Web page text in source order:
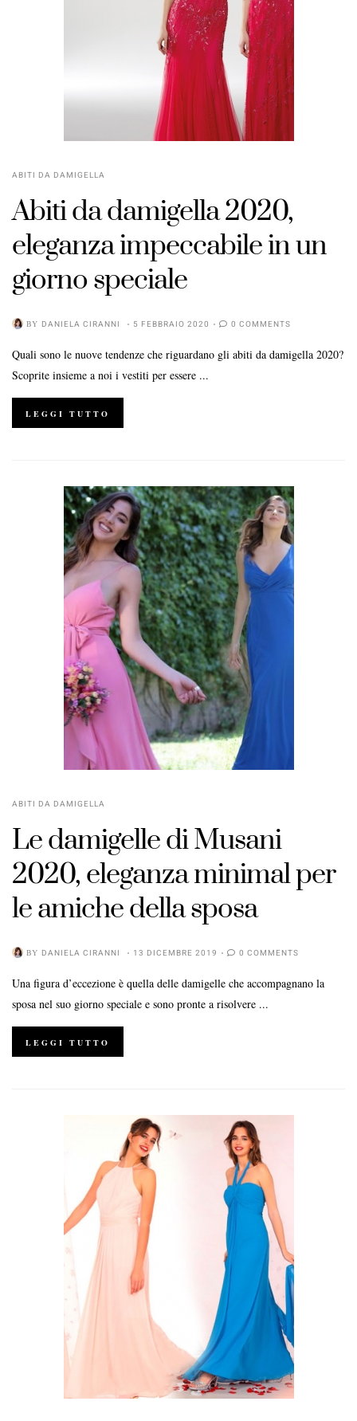
ABITI DA DAMIGELLA
Abiti da damigella 2020,
eleganza impeccabile in un
giorno speciale
BY DANIELA CIRANNI 5 FEBBRAIO 2020 0 COMMENTS
Quali sono le nuove tendenze che riguardano gli abiti da damigella 2020?
Scoprite insieme a noi i vestiti per essere ...
LEGGI TUTTO
ABITI DA DAMIGELLA
Le damigelle di Musani
2020, eleganza minimal per
le amiche della sposa
BY DANIELA CIRANNI 13 DICEMBRE 2019 0 COMMENTS
Una figura d’eccezione è quella delle damigelle che accompagnano la
sposa nel suo giorno speciale e sono pronte a risolvere ...
LEGGI TUTTO